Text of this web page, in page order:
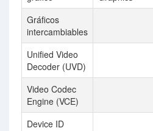
Gráficos
intercambiables
Unified Video
Decoder (UVD)
Video Codec
Engine (VCE)
Device ID